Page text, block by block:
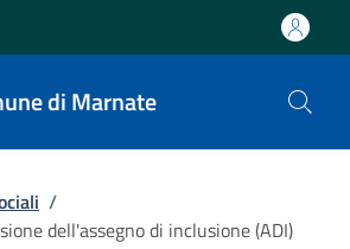
di Marnate
/
dell'assegno di inclusione (ADI)